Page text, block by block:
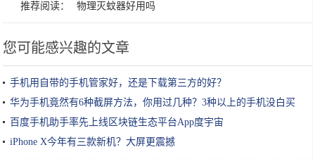
推荐阅读： 物理灭蚊器好用吗
您可能感兴趣的文章
手机用自带的手机管家好，还是下载第三方的好？
华为手机竟然有6种截屏方法，你用过几种？3种以上的手机没白买
百度手机助手率先上线区块链生态平台App度宇宙
iPhone X今年有三款新机？大屏更震撼